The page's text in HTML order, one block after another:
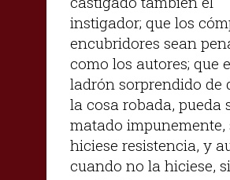
instigador; que los
encubridores sean
como los autores; que
ladrón sorprendido de
la cosa robada, pueda
matado impunemente,
hiciese resistencia, y
cuando no la hiciese,